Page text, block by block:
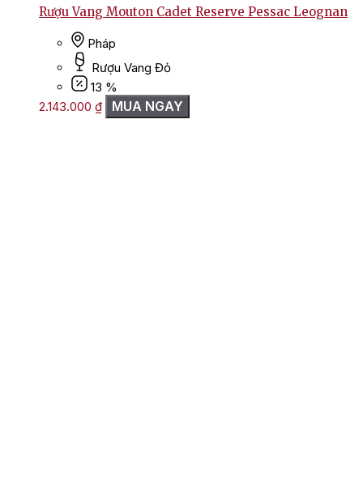
Rượu Vang Mouton Cadet Reserve Pessac Leognan
Pháp
Rượu Vang Đỏ
13 %
2.143.000 ₫ MUA NGAY